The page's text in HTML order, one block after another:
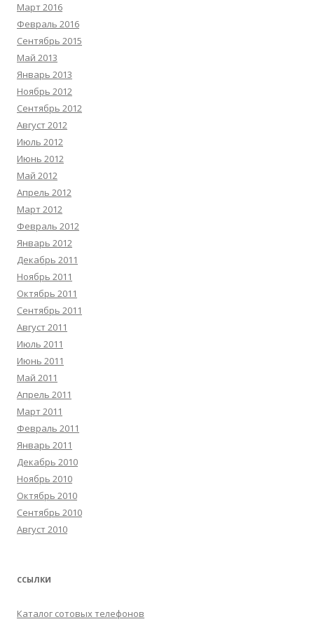
Март 2016
Февраль 2016
Сентябрь 2015
Май 2013
Январь 2013
Ноябрь 2012
Сентябрь 2012
Август 2012
Июль 2012
Июнь 2012
Май 2012
Апрель 2012
Март 2012
Февраль 2012
Январь 2012
Декабрь 2011
Ноябрь 2011
Октябрь 2011
Сентябрь 2011
Август 2011
Июль 2011
Июнь 2011
Май 2011
Апрель 2011
Март 2011
Февраль 2011
Январь 2011
Декабрь 2010
Ноябрь 2010
Октябрь 2010
Сентябрь 2010
Август 2010
ССЫЛКИ
Каталог сотовых телефонов